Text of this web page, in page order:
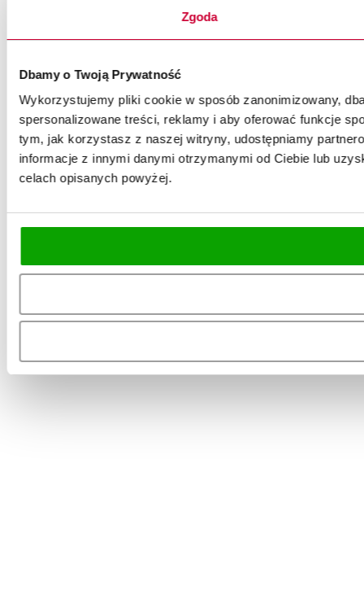
Zgoda
Dbamy o Twoją Prywatność
Wykorzystujemy pliki cookie w sposób zanonimizowany,
spersonalizowane treści, reklamy i aby oferować funkcje
tym, jak korzystasz z naszej witryny, udostępniamy
informacje z innymi danymi otrzymanymi od Ciebie lub
celach opisanych powyżej.